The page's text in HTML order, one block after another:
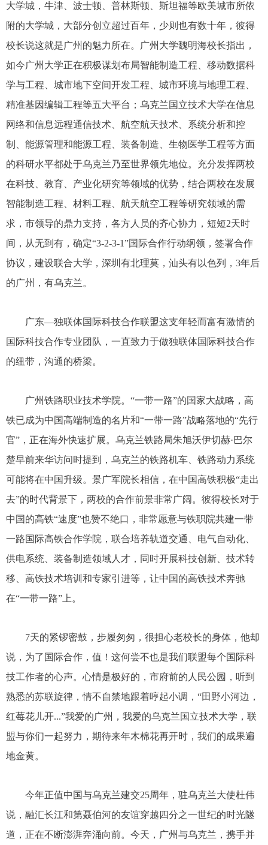
大学城，牛津、波士顿、普林斯顿、斯坦福等欧美城市所依
附的大学城，大部分创立超过百年，少则也有数十年，彼得
校长说这就是广州的魅力所在。广州大学魏明海校长指出，
如今广州大学正在积极谋划布局智能制造工程、移动数据科
学与工程、城市地下空间开发工程、城市环境与地理工程、
精准基因编辑工程等五大平台；乌克兰国立技术大学在信息
网络和信息远程通信技术、航空航天技术、系统分析和控
制、能源管理和能源工程、装备制造、生物医学工程等方面
的科研水平都处于乌克兰乃至世界领先地位。充分发挥两校
在科技、教育、产业化研究等领域的优势，结合两校在发展
智能制造工程、材料工程、航天航空工程等研究领域的需
求，市领导的鼎力支持，各方人员的齐心协力，短短2天时
间，从无到有，确定“3-2-3-1”国际合作行动纲领，签署合作
协议，建设联合大学，深圳有北理莫，汕头有以色列，3年后
的广州，有乌克兰。
广东—独联体国际科技合作联盟这支年轻而富有激情的
国际科技合作专业团队，一直致力于做独联体国际科技合作
的纽带，沟通的桥梁。
广州铁路职业技术学院。“一带一路”的国家大战略，高
铁已成为中国高端制造的名片和“一带一路”战略落地的“先行
官”，正在海外快速扩展。乌克兰铁路局朱旭沃伊切赫·巴尔
楚早前来华访问时提到，乌克兰的铁路机车、铁路动力系统
可能将在中国升级。景广军院长相信，在中国高铁积极“走出
去”的时代背景下，两校的合作前景非常广阔。彼得校长对于
中国的高铁“速度”也赞不绝口，非常愿意与铁职院共建一带
一路国际高铁合作学院，联合培养轨道交通、电气自动化、
供电系统、装备制造领域人才，同时开展科技创新、技术转
移、高铁技术培训和专家引进等，让中国的高铁技术奔驰
在“一带一路”上。
7天的紧锣密鼓，步履匆匆，很担心老校长的身体，他却
说，为了国际合作，值！这何尝不也是我们联盟每个国际科
技工作者的心声。心情是极好的，市府前的人民公园，听到
熟悉的苏联旋律，情不自禁地跟着哼起小调，“田野小河边，
红莓花儿开...”我爱的广州，我爱的乌克兰国立技术大学，联
盟与你们一起努力，期待来年木棉花再开时，我们的成果遍
地金黄。
今年正值中国与乌克兰建交25周年，驻乌克兰大使杜伟
说，融汇长江和第聂伯河的友谊穿越四分之一世纪的时光隧
道，正在不断澎湃奔涌向前。今天，广州与乌克兰，携手并